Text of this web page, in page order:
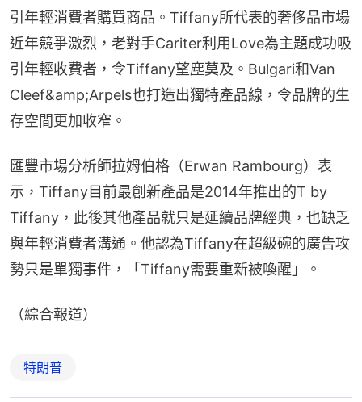
引年輕消費者購買商品。Tiffany所代表的奢侈品市場
近年競爭激烈，老對手Cariter利用Love為主題成功吸
引年輕收費者，令Tiffany望塵莫及。Bulgari和Van
Cleef&amp;Arpels也打造出獨特產品線，令品牌的生
存空間更加收窄。
匯豐市場分析師拉姆伯格（Erwan Rambourg）表
示，Tiffany目前最創新產品是2014年推出的T by
Tiffany，此後其他產品就只是延續品牌經典，也缺乏
與年輕消費者溝通。他認為Tiffany在超級碗的廣告攻
勢只是單獨事件，「Tiffany需要重新被喚醒」。
（綜合報道）
特朗普